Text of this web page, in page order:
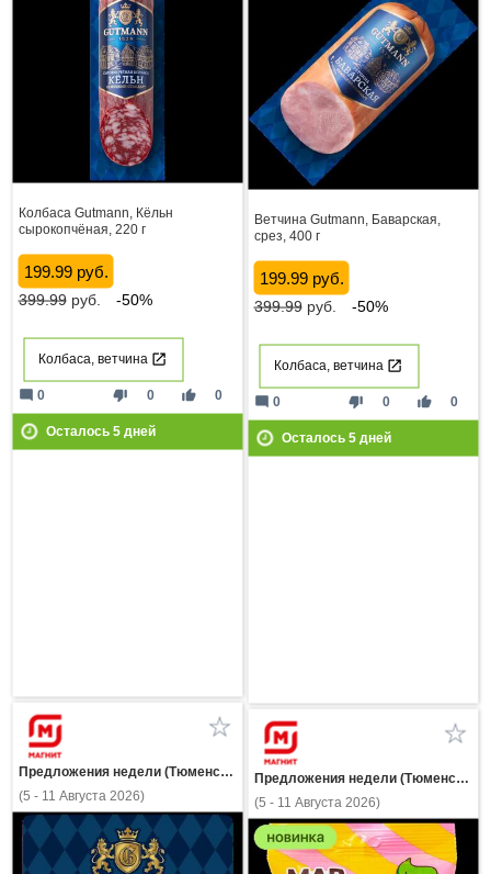
Колбаса Gutmann, Кёльн
сырокопчёная, 220 г
199.99 руб.
399.99руб. -50%
Колбаса, ветчина
thumb_down 0 thumb_up 0
mode_comment 0
Осталось 5дней
Ветчина Gutmann, Баварская,
срез, 400 г
199.99 руб.
399.99руб. -50%
Колбаса, ветчина
thumb_down 0 thumb_up 0
mode_comment 0
Осталось 5дней
Предложения недели (Тюменская область)
(5 - 11 Августа 2026)
Предложения недели (Тюменская область)
(5 - 11 Августа 2026)